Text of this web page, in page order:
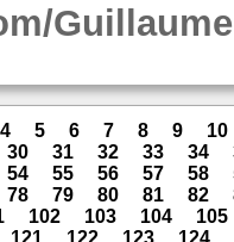
4 5 6 7 8 9
10
30 31 32 33 34
54 55 56 57 58
78 79 80 81 82
102 103 104
105
121 122 123 124